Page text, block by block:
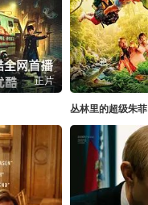
正片
丛林里的超级朱菲